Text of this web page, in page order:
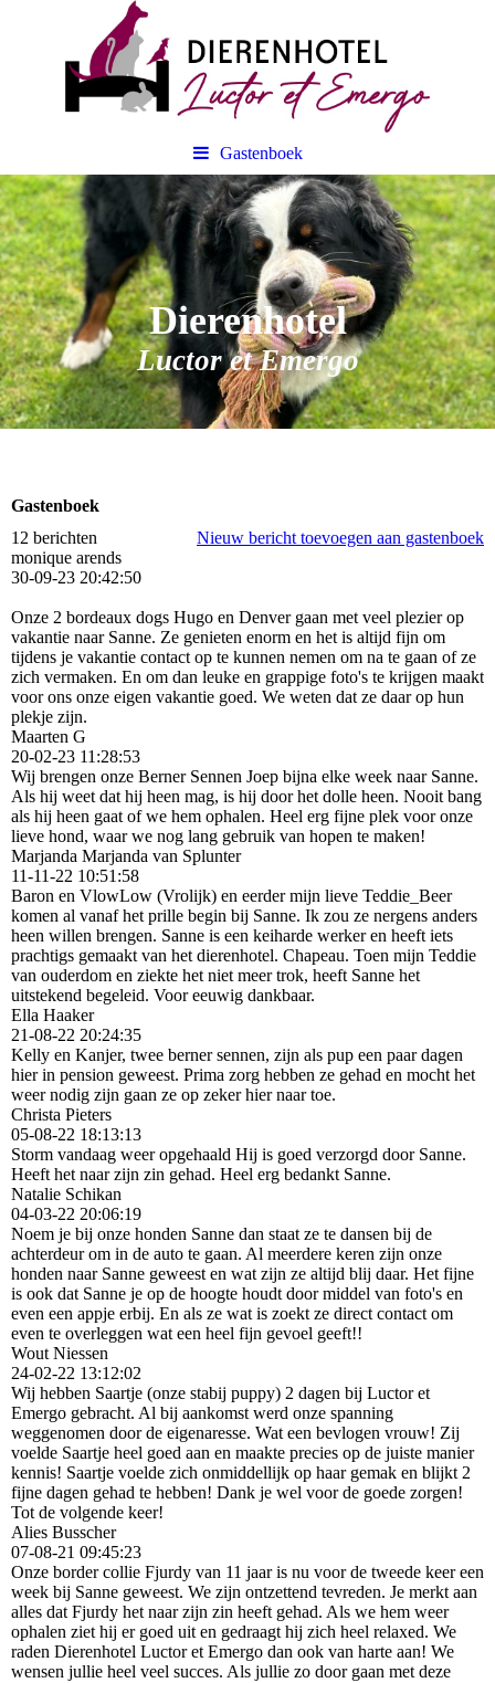
Gastenboek
Dierenhotel
Luctor et Emergo
Gastenboek
12 berichten
Nieuw bericht toevoegen aan gastenboek
monique arends
30-09-23 20:42:50
Onze 2 bordeaux dogs Hugo en Denver gaan met veel plezier op
vakantie naar Sanne. Ze genieten enorm en het is altijd fijn om
tijdens je vakantie contact op te kunnen nemen om na te gaan of ze
zich vermaken. En om dan leuke en grappige foto's te krijgen maakt
voor ons onze eigen vakantie goed. We weten dat ze daar op hun
plekje zijn.
Maarten G
20-02-23 11:28:53
Wij brengen onze Berner Sennen Joep bijna elke week naar Sanne.
Als hij weet dat hij heen mag, is hij door het dolle heen. Nooit bang
als hij heen gaat of we hem ophalen. Heel erg fijne plek voor onze
lieve hond, waar we nog lang gebruik van hopen te maken!
Marjanda Marjanda van Splunter
11-11-22 10:51:58
Baron en VlowLow (Vrolijk) en eerder mijn lieve Teddie_Beer
komen al vanaf het prille begin bij Sanne. Ik zou ze nergens anders
heen willen brengen. Sanne is een keiharde werker en heeft iets
prachtigs gemaakt van het dierenhotel. Chapeau. Toen mijn Teddie
van ouderdom en ziekte het niet meer trok, heeft Sanne het
uitstekend begeleid. Voor eeuwig dankbaar.
Ella Haaker
21-08-22 20:24:35
Kelly en Kanjer, twee berner sennen, zijn als pup een paar dagen
hier in pension geweest. Prima zorg hebben ze gehad en mocht het
weer nodig zijn gaan ze op zeker hier naar toe.
Christa Pieters
05-08-22 18:13:13
Storm vandaag weer opgehaald Hij is goed verzorgd door Sanne.
Heeft het naar zijn zin gehad. Heel erg bedankt Sanne.
Natalie Schikan
04-03-22 20:06:19
Noem je bij onze honden Sanne dan staat ze te dansen bij de
achterdeur om in de auto te gaan. Al meerdere keren zijn onze
honden naar Sanne geweest en wat zijn ze altijd blij daar. Het fijne
is ook dat Sanne je op de hoogte houdt door middel van foto's en
even een appje erbij. En als ze wat is zoekt ze direct contact om
even te overleggen wat een heel fijn gevoel geeft!!
Wout Niessen
24-02-22 13:12:02
Wij hebben Saartje (onze stabij puppy) 2 dagen bij Luctor et
Emergo gebracht. Al bij aankomst werd onze spanning
weggenomen door de eigenaresse. Wat een bevlogen vrouw! Zij
voelde Saartje heel goed aan en maakte precies op de juiste manier
kennis! Saartje voelde zich onmiddellijk op haar gemak en blijkt 2
fijne dagen gehad te hebben! Dank je wel voor de goede zorgen!
Tot de volgende keer!
Alies Busscher
07-08-21 09:45:23
Onze border collie Fjurdy van 11 jaar is nu voor de tweede keer een
week bij Sanne geweest. We zijn ontzettend tevreden. Je merkt aan
alles dat Fjurdy het naar zijn zin heeft gehad. Als we hem weer
ophalen ziet hij er goed uit en gedraagt hij zich heel relaxed. We
raden Dierenhotel Luctor et Emergo dan ook van harte aan! We
wensen jullie heel veel succes. Als jullie zo door gaan met deze